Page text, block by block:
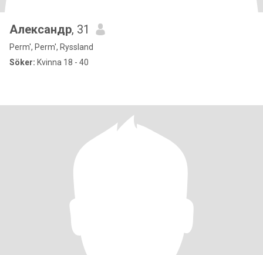
Александр, 31
Perm', Perm', Ryssland
Söker: Kvinna 18 - 40